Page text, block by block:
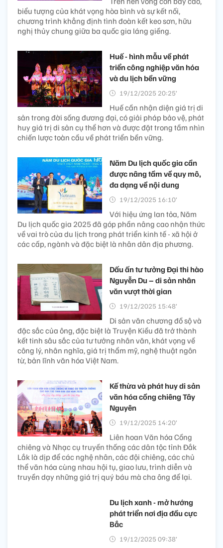
biểu tượng của khát vọng hòa bình và sự kết nối,
chương trình khẳng định tình đoàn kết keo sơn, hữu
nghị thủy chung giữa ba quốc gia láng giềng.
Huế - hình mẫu về phát
triển công nghiệp văn hóa
và du lịch bền vững
19/12/2025 20:25’
Huế cần nhận diện giá trị di
sản trong đời sống đương đại, có giải pháp bảo vệ, phát
huy giá trị di sản cụ thể hơn và được đặt trong tầm nhìn
chiến lược toàn cầu về phát triển bền vững.
Năm Du lịch quốc gia cần
được nâng tầm về quy mô,
đa dạng về nội dung
19/12/2025 16:10’
Với hiệu ứng lan tỏa, Năm
Du lịch quốc gia 2025 đã góp phần nâng cao nhận thức
về vai trò của du lịch trong phát triển kinh tế - xã hội ở
các cấp, ngành và đặc biệt là nhân dân địa phương.
Dấu ấn tư tưởng Đại thi hào
Nguyễn Du – di sản nhân
văn vượt thời gian
19/12/2025 15:48’
Di sản văn chương đồ sộ và
đặc sắc của ông, đặc biệt là Truyện Kiều đã trở thành
kết tinh sâu sắc của tư tưởng nhân văn, khát vọng về
công lý, nhân nghĩa, giá trị thẩm mỹ, nghệ thuật ngôn
từ, bản lĩnh văn hóa Việt Nam.
Kế thừa và phát huy di sản
văn hóa cồng chiêng Tây
Nguyên
19/12/2025 14:20’
Liên hoan Văn hóa Cồng
chiêng và Nhạc cụ truyền thống các dân tộc tỉnh Đắk
Lắk là dịp để các nghệ nhân, các đội chiêng, các chủ
thể văn hóa cùng nhau hội tụ, giao lưu, trình diễn và
truyền dạy những giá trị quý báu mà cha ông để lại.
Du lịch xanh - mở hướng
phát triển nơi địa đầu cực
Bắc
19/12/2025 09:38’